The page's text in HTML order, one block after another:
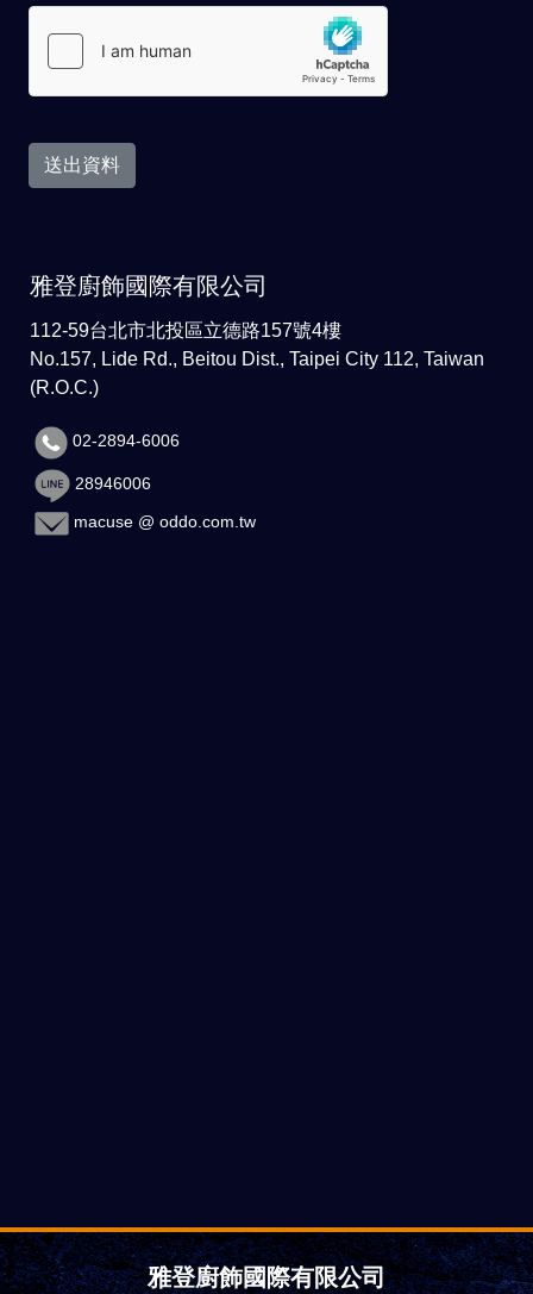
送出資料
雅登廚飾國際有限公司
112-59台北市北投區立德路157號4樓
No.157, Lide Rd., Beitou Dist., Taipei City 112, Taiwan
(R.O.C.)
02-2894-6006
28946006
macuse @ oddo.com.tw
雅登廚飾國際有限公司